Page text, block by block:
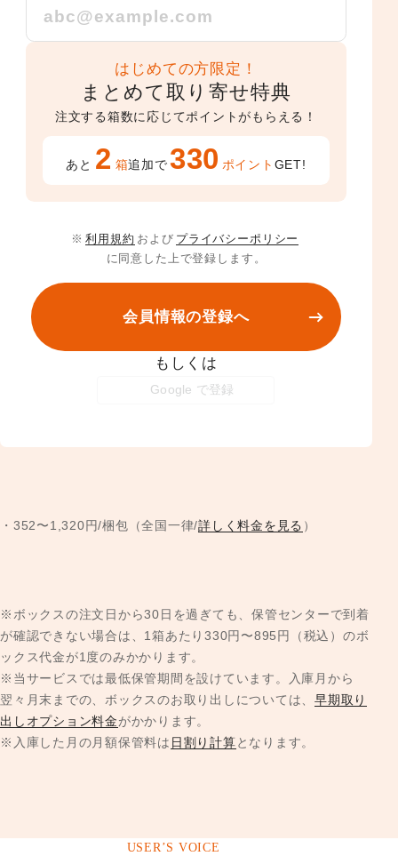
はじめての方限定！
まとめて取り寄せ特典
注文する箱数に応じてポイントがもらえる！
あと 2 箱追加で330 ポイント GET!
※ 利用規約 および プライバシーポリシー
に同意した上で登録します。
会員情報の登録へ
もしくは
Google で登録
・ 352〜1,320円/梱包（全国一律/詳しく料金を見る ）
※ボックスの注文日から30日を過ぎても、保管センターで到着
が確認できない場合は、1箱あたり330円〜895円（税込）のボ
ックス代金が1度のみかかります。
※当サービスでは最低保管期間を設けています。入庫月から
翌々月末までの、ボックスのお取り出しについては、早期取り
出しオプション料金がかかります。
※入庫した月の月額保管料は 日割り計算となります。
USER’S VOICE